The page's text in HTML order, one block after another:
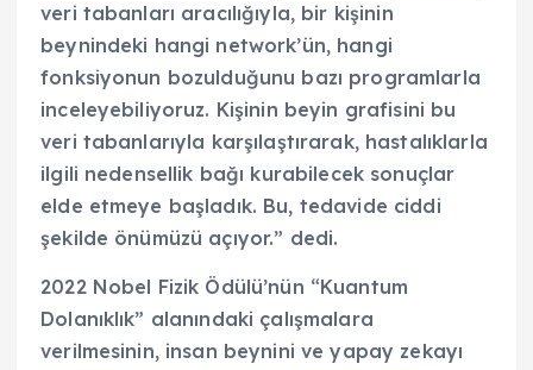
veri tabanları aracılığıyla, bir kişinin
beynindeki hangi network’ün, hangi
fonksiyonun bozulduğunu bazı programlarla
inceleyebiliyoruz. Kişinin beyin grafisini bu
veri tabanlarıyla karşılaştırarak, hastalıklarla
ilgili nedensellik bağı kurabilecek sonuçlar
elde etmeye başladık. Bu, tedavide ciddi
şekilde önümüzü açıyor.” dedi.
2022 Nobel Fizik Ödülü’nün “Kuantum
Dolanıklık” alanındaki çalışmalara
verilmesinin, insan beynini ve yapay zekayı